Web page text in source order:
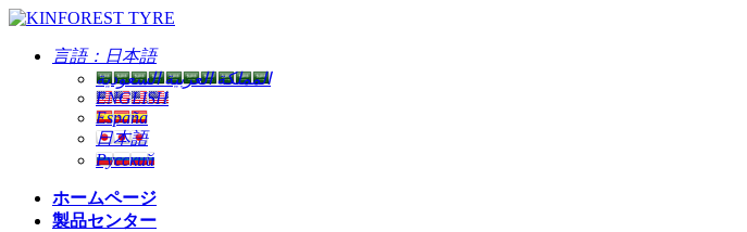
言語： 日本語
المملكة العربية السعودية
ENGLISH
España
日本語
Русский
ホームページ
製品センター